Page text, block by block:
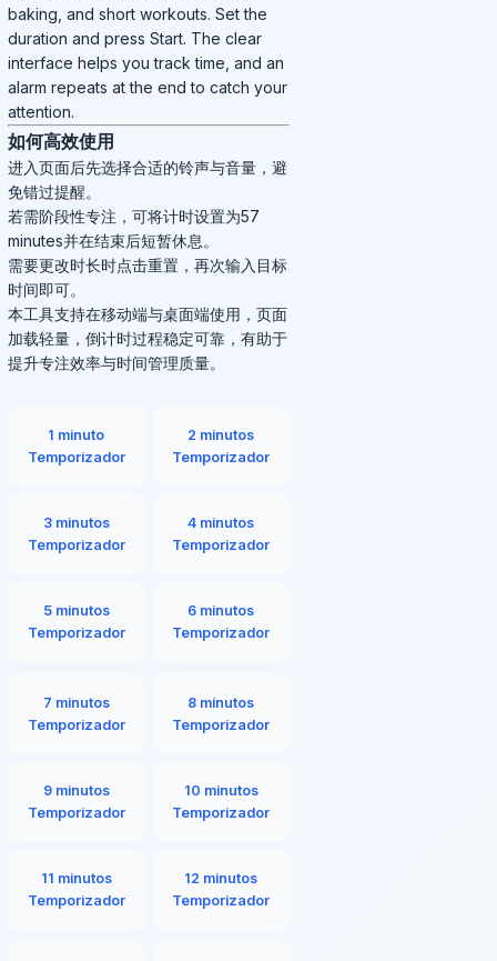
baking, and short workouts. Set the
duration and press Start. The clear
interface helps you track time, and an
alarm repeats at the end to catch your
attention.
如何高效使用
进入页面后先选择合适的铃声与音量，避
免错过提醒。
若需阶段性专注，可将计时设置为57
minutes并在结束后短暂休息。
需要更改时长时点击重置，再次输入目标
时间即可。
本工具支持在移动端与桌面端使用，页面
加载轻量，倒计时过程稳定可靠，有助于
提升专注效率与时间管理质量。
1 minuto
Temporizador
2 minutos
Temporizador
3 minutos
Temporizador
4 minutos
Temporizador
5 minutos
Temporizador
6 minutos
Temporizador
7 minutos
Temporizador
8 minutos
Temporizador
9 minutos
Temporizador
10 minutos
Temporizador
11 minutos
Temporizador
12 minutos
Temporizador